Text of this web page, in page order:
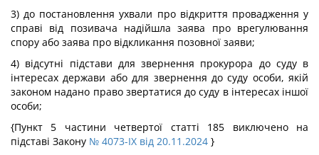
3) до постановлення ухвали про відкриття провадження у
справі від позивача надійшла заява про врегулювання
спору або заява про відкликання позовної заяви;
4) відсутні підстави для звернення прокурора до суду в
інтересах держави або для звернення до суду особи, якій
законом надано право звертатися до суду в інтересах іншої
особи;
{Пункт 5 частини четвертої статті 185 виключено на
підставі Закону № 4073-IX від 20.11.2024 }